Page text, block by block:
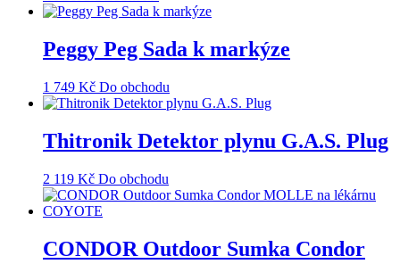
Peggy Peg Sada k markýze
1 749 Kč Do obchodu
Thitronik Detektor plynu G.A.S. Plug
2 119 Kč Do obchodu
CONDOR Outdoor Sumka Condor